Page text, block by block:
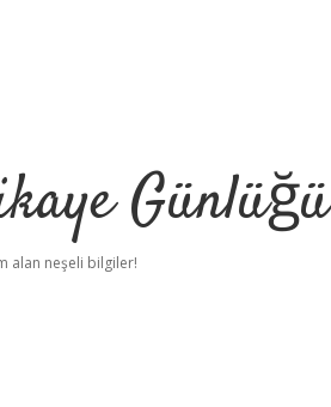
Günlüğü
alan neşeli bilgiler!